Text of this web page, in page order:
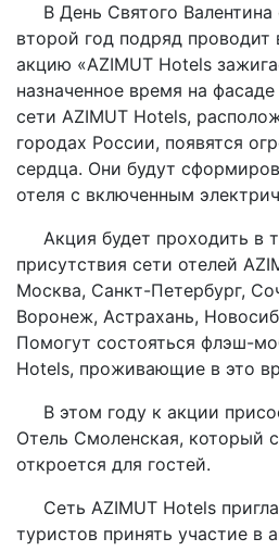
В День Святого Валентина
второй год подряд проводит
акцию «AZIMUT Hotels
назначенное время на
сети AZIMUT Hotels,
городах России, появятся
сердца. Они будут
отеля с включенным
Акция будет проходить в
присутствия сети отелей
Москва, Санкт-Петербург,
Воронеж, Астрахань,
Помогут состояться флэш-
Hotels, проживающие в это
В этом году к акции
Отель Смоленская, который
откроется для гостей.
Сеть AZIMUT Hotels
туристов принять участие в